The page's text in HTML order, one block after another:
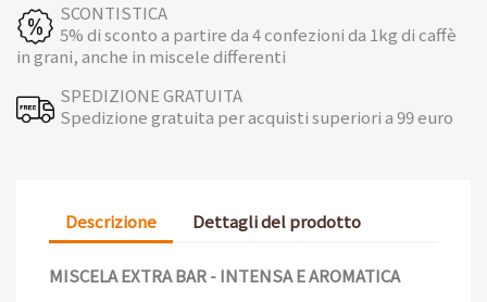
SCONTISTICA
5% di sconto a partire da 4 confezioni da 1kg di caffè
in grani, anche in miscele differenti
SPEDIZIONE GRATUITA
Spedizione gratuita per acquisti superiori a 99 euro
Descrizione Dettagli del prodotto
MISCELA EXTRA BAR - INTENSA E AROMATICA